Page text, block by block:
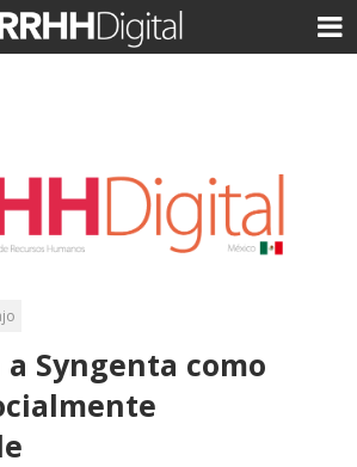
Syngenta como